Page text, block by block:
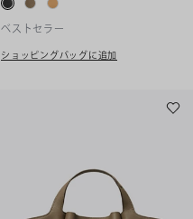
ベストセラー
ショッピングバッグに追加